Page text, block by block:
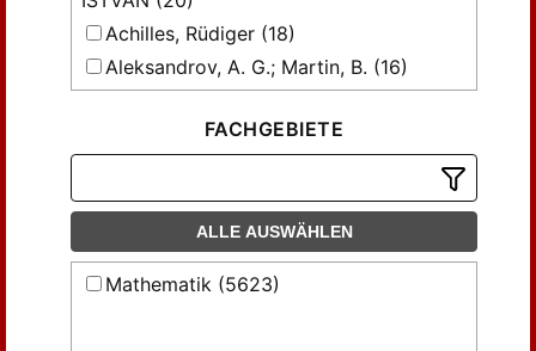
Achilles, Rüdiger (18)
Aleksandrov, A. G.; Martin, B. (16)
BANNUSCHER, W. (51)
BEZDEK, KÁROLY (20)
BEZDEK, KÁROLY; Bezdek, András (26)
BOHNE, E. (23)
BOHNE, E.; MÖLLER, R. (22)
FACHGEBIETE
ALLE AUSWÄHLEN
Mathematik (5623)